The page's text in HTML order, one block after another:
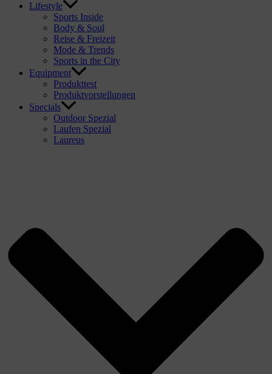
Lifestyle
Sports Inside
Body & Soul
Reise & Freizeit
Mode & Trends
Sports in the City
Equipment
Produkttest
Produktvorstellungen
Specials
Outdoor Spezial
Laufen Spezial
Laureus